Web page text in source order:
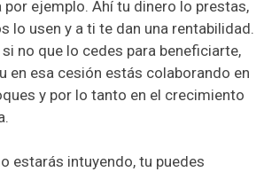
por ejemplo. Ahí tu dinero lo prestas,
lo usen y a ti te dan una rentabilidad.
no que lo cedes para beneficiarte,
en esa cesión estás colaborando en
y por lo tanto en el crecimiento
estarás intuyendo, tu puedes